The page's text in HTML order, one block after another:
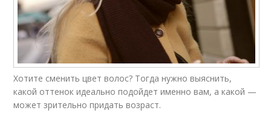
Хотите сменить цвет волос? Тогда нужно выяснить,
какой оттенок идеально подойдет именно вам, а какой —
может зрительно придать возраст.